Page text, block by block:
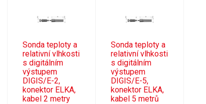
Sonda teploty a
relativní vlhkosti
s digitálním
výstupem
DIGIS/E-2,
konektor ELKA,
kabel 2 metry
Sonda teploty a
relativní vlhkosti
s digitálním
výstupem
DIGIS/E-5,
konektor ELKA,
kabel 5 metrů